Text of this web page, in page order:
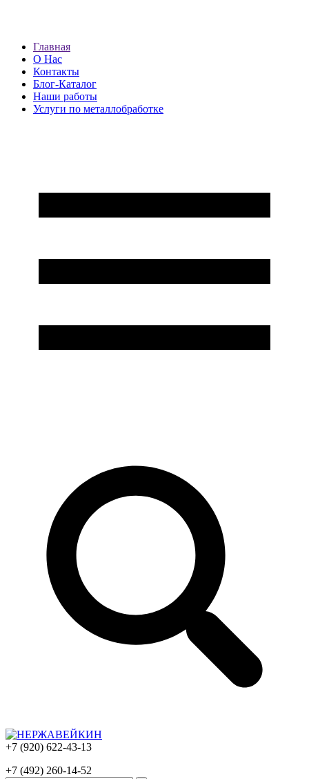
Главная
О Нас
Контакты
Блог-Каталог
Наши работы
Услуги по металлобработке
+7 (920) 622-43-13
+7 (492) 260-14-52